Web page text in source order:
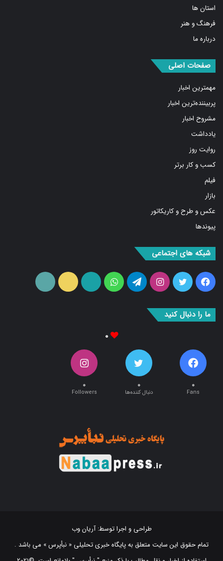
استان ها
فرهنگ و هنر
درباره ما
صفحات اصلی
مهمترین اخبار
پربیننده‌ترین اخبار
مشروح اخبار
یادداشت
روایت روز
کسب و کار برتر
فیلم
بازار
عکس و طرح و کاریکاتور
پیوندها
شبکه های اجتماعی
فیس
توییتر اینستاگرامتلگرام واتس
آپارات ایتا
ما را دنبال کنید
۰
۰
Fans
۰
دنبال کننده‌ها
۰
Followers
طراحی و اجرا توسط:آریان وب
تمام حقوق این سایت متعلق به پایگاه خبری تحلیلی « نبأپرس » می باشد .